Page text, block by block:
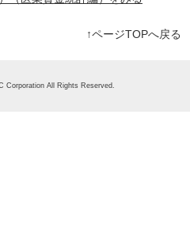
↑ページTOPへ戻る
Corporation All Rights Reserved.